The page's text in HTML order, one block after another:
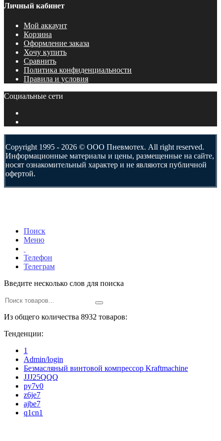
Личный кабинет
Мой аккаунт
Корзина
Оформление заказа
Хочу купить
Сравнить
Политика конфиденциальности
Правила и условия
Социальные сети
Copyright 1995 - 2026 © ООО Пневмотех. All right reserved.
Информационные материалы и цены, размещенные на сайте,
носят ознакомительный характер и не являются публичной
офертой.
Поиск
Меню
Телефон
Телеграм
Введите несколько слов для поиска
Из общего количества 8932 товаров:
Тенденции:
1
Admin/login
Безмасляный винтовой компрессор Kraftmaсhine
JJJ25QQQ
py7v0
z6je7
ajbe7
q1cn1